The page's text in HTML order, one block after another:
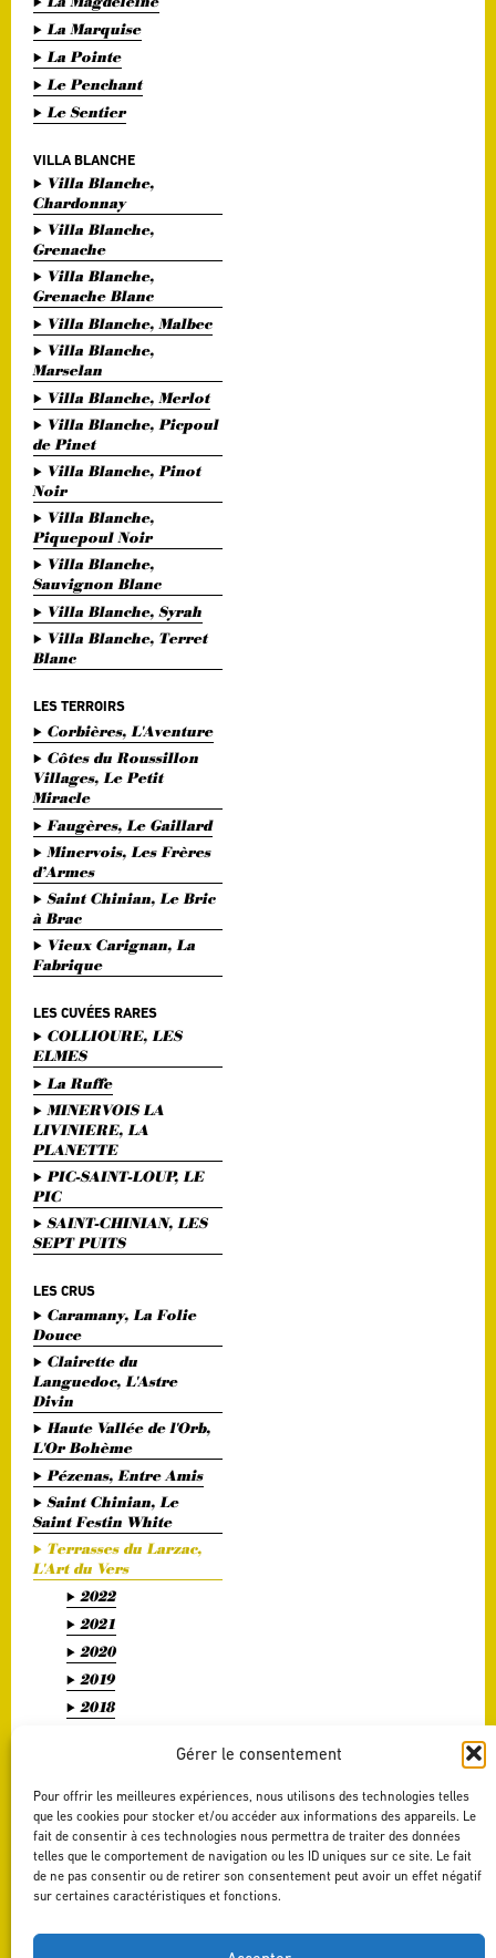
Gérer le consentement
Pour offrir les meilleures expériences, nous utilisons des technologies telles
que les cookies pour stocker et/ou accéder aux informations des appareils. Le
fait de consentir à ces technologies nous permettra de traiter des données
telles que le comportement de navigation ou les ID uniques sur ce site. Le fait
de ne pas consentir ou de retirer son consentement peut avoir un effet négatif
sur certaines caractéristiques et fonctions.
La Marquise
La Pointe
Le Penchant
Le Sentier
VILLA BLANCHE
Villa Blanche,
Chardonnay
Villa Blanche,
Grenache
Villa Blanche,
Grenache Blanc
Villa Blanche, Malbec
Villa Blanche,
Marselan
Villa Blanche, Merlot
Villa Blanche, Picpoul
de Pinet
Villa Blanche, Pinot
Noir
Villa Blanche,
Piquepoul Noir
Villa Blanche,
Sauvignon Blanc
Villa Blanche, Syrah
Villa Blanche, Terret
Blanc
LES TERROIRS
Corbières, L'Aventure
Côtes du Roussillon
Villages, Le Petit
Miracle
Faugères, Le Gaillard
Minervois, Les Frères
d’Armes
Saint Chinian, Le Bric
à Brac
Vieux Carignan, La
Fabrique
LES CUVÉES RARES
COLLIOURE, LES
ELMES
La Ruffe
MINERVOIS LA
LIVINIERE, LA
PLANETTE
PIC-SAINT-LOUP, LE
PIC
SAINT-CHINIAN, LES
SEPT PUITS
LES CRUS
Caramany, La Folie
Douce
Clairette du
Languedoc, L'Astre
Divin
Haute Vallée de l'Orb,
L'Or Bohème
Pézenas, Entre Amis
Saint Chinian, Le
Saint Festin White
Terrasses du Larzac,
L'Art du Vers
2022
2021
2020
2019
2018
2015
2014
2013
2012
2011
Terrasses du Larzac,